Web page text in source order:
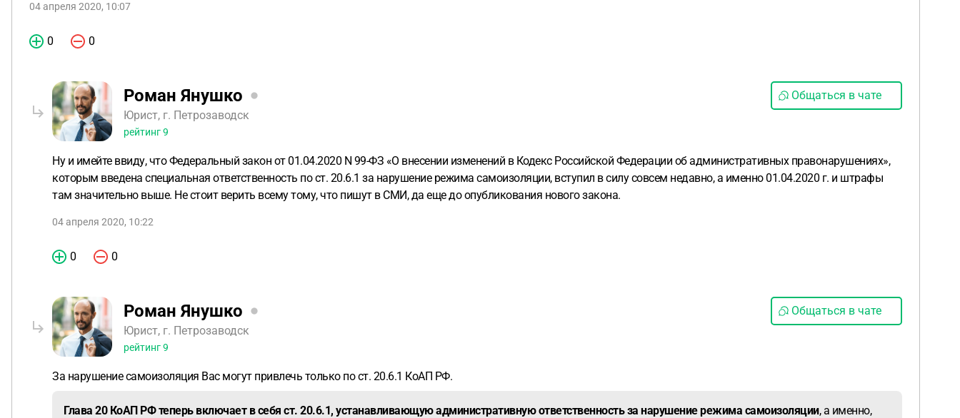
04 апреля 2020, 10:07
0 0
Роман Янушко
Юрист, г. Петрозаводск
рейтинг9
Общаться в чате
Ну и имейте ввиду, что Федеральный закон от 01.04.2020 N 99-ФЗ «О внесении изменений в Кодекс Российской Федерации об административных правонарушениях»,
которым введена специальная ответственность по ст. 20.6.1 за нарушение режима самоизоляции, вступил в силу совсем недавно, а именно 01.04.2020 г. и штрафы
там значительно выше. Не стоит верить всему тому, что пишут в СМИ, да еще до опубликования нового закона.
04 апреля 2020, 10:22
0 0
Роман Янушко
Юрист, г. Петрозаводск
рейтинг9
Общаться в чате
За нарушение самоизоляция Вас могут привлечь только по ст. 20.6.1 КоАП РФ.
Глава 20 КоАП РФ теперь включает в себя ст. 20.6.1, устанавливающую административную ответственность за нарушение режима самоизоляции, а именно,